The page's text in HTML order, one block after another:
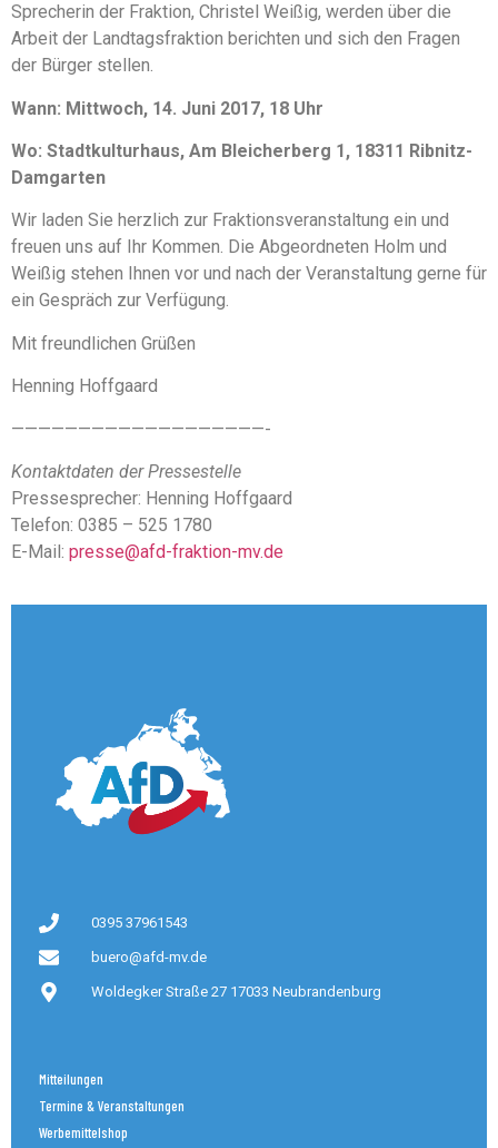
Sprecherin der Fraktion, Christel Weißig, werden über die
Arbeit der Landtagsfraktion berichten und sich den Fragen
der Bürger stellen.
Wann: Mittwoch, 14. Juni 2017, 18 Uhr
Wo: Stadtkulturhaus, Am Bleicherberg 1, 18311 Ribnitz-
Damgarten
Wir laden Sie herzlich zur Fraktionsveranstaltung ein und
freuen uns auf Ihr Kommen. Die Abgeordneten Holm und
Weißig stehen Ihnen vor und nach der Veranstaltung gerne für
ein Gespräch zur Verfügung.
Mit freundlichen Grüßen
Henning Hoffgaard
———————————————————-
Kontaktdaten der Pressestelle
Pressesprecher: Henning Hoffgaard
Telefon: 0385 – 525 1780
E-Mail: presse@afd-fraktion-mv.de
0395 37961543
buero@afd-mv.de
Woldegker Straße 27 17033 Neubrandenburg
Mitteilungen
Termine & Veranstaltungen
Werbemittelshop